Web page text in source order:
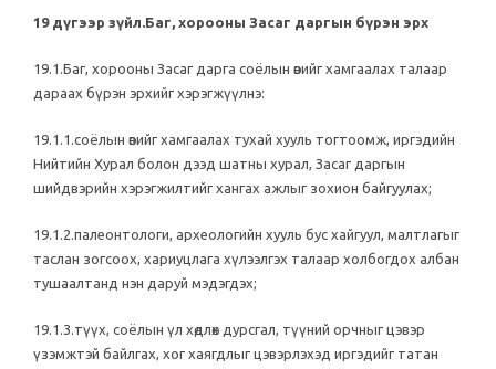
19 дүгээр зүйл.Баг, хорооны Засаг даргын бүрэн эрх
19.1.Баг, хорооны Засаг дарга соёлын өвийг хамгаалах талаар
дараах бүрэн эрхийг хэрэгжүүлнэ:
19.1.1.соёлын өвийг хамгаалах тухай хууль тогтоомж, иргэдийн
Нийтийн Хурал болон дээд шатны хурал, Засаг даргын
шийдвэрийн хэрэгжилтийг хангах ажлыг зохион байгуулах;
19.1.2.палеонтологи, археологийн хууль бус хайгуул, малтлагыг
таслан зогсоох, хариуцлага хүлээлгэх талаар холбогдох албан
тушаалтанд нэн даруй мэдэгдэх;
19.1.3.түүх, соёлын үл хөдлөх дурсгал, түүний орчныг цэвэр
үзэмжтэй байлгах, хог хаягдлыг цэвэрлэхэд иргэдийг татан